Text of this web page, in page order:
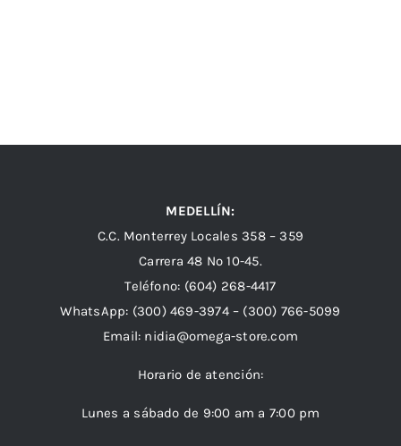
MEDELLÍN:
C.C. Monterrey Locales 358 – 359
Carrera 48 Nº 10-45.
Teléfono: (604) 268-4417
WhatsApp: (300) 469-3974 – (300) 766-5099
Email: nidia@omega-store.com
Horario de atención:
Lunes a sábado de 9:00 am a 7:00 pm